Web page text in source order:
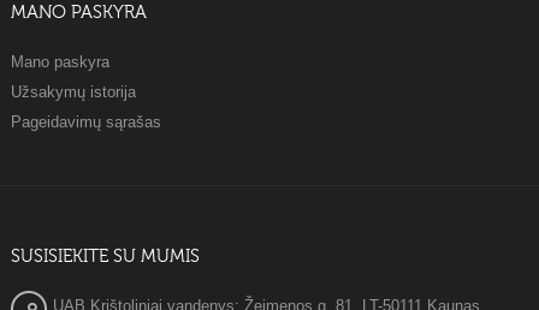
MANO PASKYRA
Mano paskyra
Užsakymų istorija
Pageidavimų sąrašas
SUSISIEKITE SU MUMIS
UAB Krištoliniai vandenys: Žeimenos g. 81, LT-50111 Kaunas